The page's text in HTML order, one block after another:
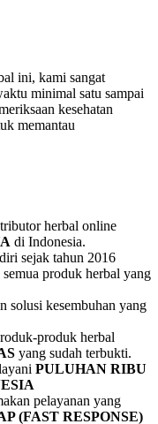
ini, kami sangat
minimal satu sampai
kesehatan
memantau
herbal online
di Indonesia.
sejak tahun 2016
produk herbal yang
solusi kesembuhan yang
produk herbal
yang sudah terbukti.
PULUHAN RIBU
pelayanan yang
(FAST RESPONSE)